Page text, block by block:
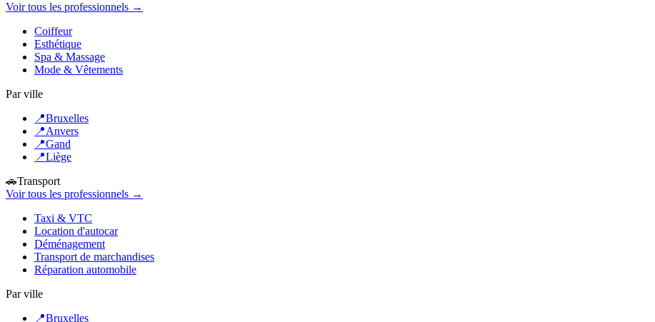
Voir tous les professionnels →
Coiffeur
Esthétique
Spa & Massage
Mode & Vêtements
Par ville
📍Bruxelles
📍Anvers
📍Gand
📍Liège
🚗Transport
Voir tous les professionnels →
Taxi & VTC
Location d'autocar
Déménagement
Transport de marchandises
Réparation automobile
Par ville
📍Bruxelles